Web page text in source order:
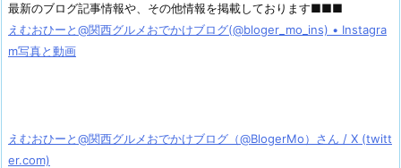
最新のブログ記事情報や、その他情報を掲載しております■■■
えむおひーと@関西グルメおでかけブログ(@bloger_mo_ins) • Instagra
m写真と動画
えむおひーと@関西グルメおでかけブログ（@BlogerMo）さん / X (twitt
er.com)